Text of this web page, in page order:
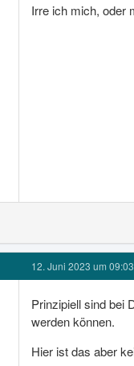
Irre ich mich, oder
12. Juni 2023 um 09:03
Prinzipiell sind bei
werden können.
Hier ist das aber